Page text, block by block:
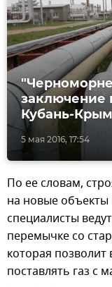
5 мая 2016, 17:54
заключение
Кубань-Крым
По ее словам,
на новые объекты
специалисты
перемычке со
которая позволит
поставлять газ с